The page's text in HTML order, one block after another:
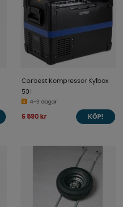
Carbest Kompressor Kylbox
50l
4-9 dagar
6 590 kr KÖP!